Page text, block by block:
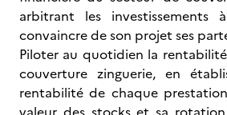
arbitrant les investissements
convaincre de son projet ses
Piloter au quotidien la
couverture zinguerie, en
rentabilité de chaque